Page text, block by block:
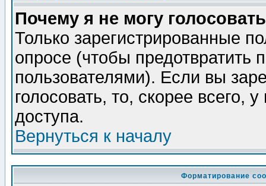
Почему я не могу
Только зарегистрированные
опросе (чтобы предотвратить
пользователями). Если вы
голосовать, то, скорее всего,
доступа.
Вернуться к началу
Форматирование